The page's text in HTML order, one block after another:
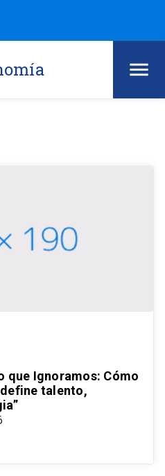
que Ignoramos: Cómo
talento,